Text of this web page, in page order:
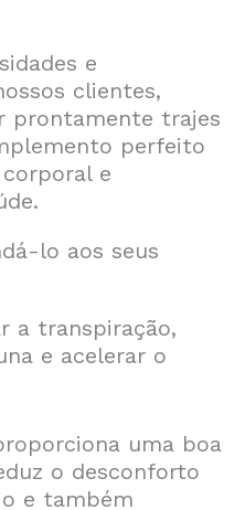
e
clientes,
prontamente trajes
perfeito
e
lo aos seus
a transpiração,
e acelerar o
uma boa
o desconforto
e também